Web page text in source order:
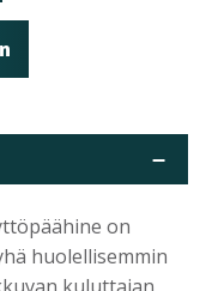
–
on
huolellisemmin
kuluttajan